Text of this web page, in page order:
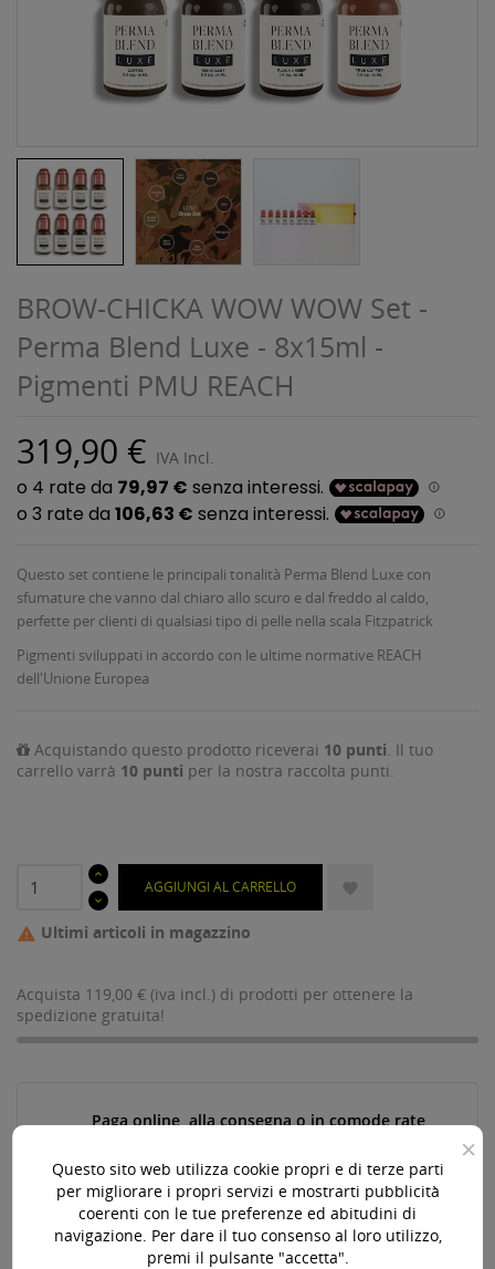
BROW-CHICKA WOW WOW Set -
Perma Blend Luxe - 8x15ml -
Pigmenti PMU REACH
319,90 € IVA Incl.
Questo set contiene le principali tonalità Perma Blend Luxe con
sfumature che vanno dal chiaro allo scuro e dal freddo al caldo,
perfette per clienti di qualsiasi tipo di pelle nella scala Fitzpatrick
Pigmenti sviluppati in accordo con le ultime normative REACH
dell'Unione Europea
Acquistando questo prodotto riceverai 10 punti . Il tuo
carrello varrà 10 punti per la nostra raccolta punti.
AGGIUNGI AL CARRELLO 
 Ultimi articoli in magazzino
Acquista 119,00 € (iva incl.) di prodotti per ottenere la
spedizione gratuita!
Paga online, alla consegna o in comode rate
Consegna in 24-48 ore lavorative*
×
Questo sito web utilizza cookie propri e di terze parti
per migliorare i propri servizi e mostrarti pubblicità
coerenti con le tue preferenze ed abitudini di
navigazione. Per dare il tuo consenso al loro utilizzo,
premi il pulsante "accetta".